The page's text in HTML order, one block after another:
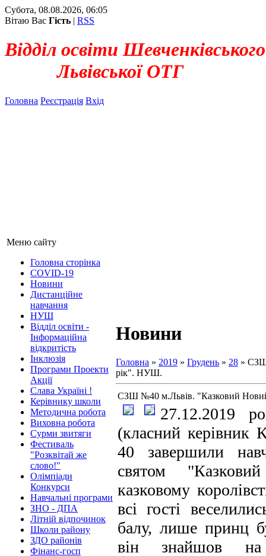
Субота, 08.08.2026, 06:05
Вітаю Вас Гість | RSS
Відділ освіти
Львівської ОТГ
Головна Реєстрація Вхід
Меню сайту
Головна сторінка
COVID-19
Новини
Дистанційне
навчання
НУШ
Відділ освіти -
Інформаційна
відкритість
Інклюзія
Програми Проекти
Акції
Слава Україні !
Керівнику школи
Методична робота
Виховна робота
Сурми звитяги
Фестиваль
"Розквітай же
слово!"
Олімпіади
Конкурси
Навчальні програми
ЗНО - ДПА
Літній відпочинок
Школи району
ЗДО районів
Фінанс-госп
Новини
Головна » 2019 » Грудень » 28 »
рік". НУШ.
СЗШ №40 м.Львів. "Казковий
27.12.2019
(класний
40 завершили
святом
казковому
всі гості
балу, лише принц
він знайшов на